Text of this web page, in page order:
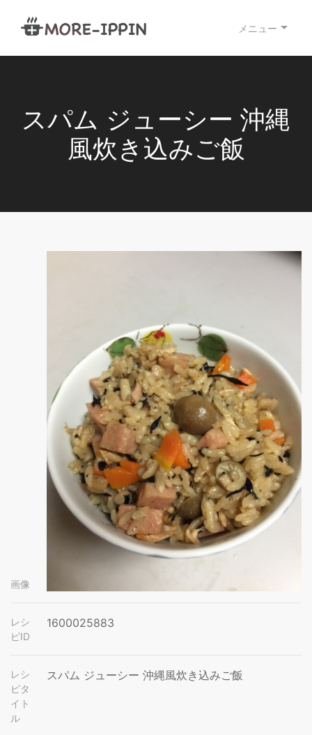
メニュー
スパム ジューシー 沖縄
風炊き込みご飯
画像
レシ
ピID
1600025883
レシ
ピタ
イト
ル
スパム ジューシー 沖縄風炊き込みご飯